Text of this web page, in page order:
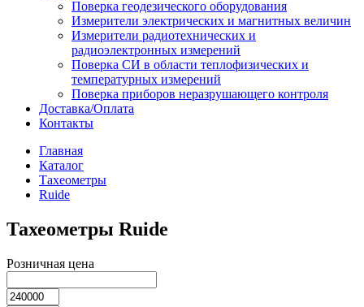
Поверка геодезического оборудования
Измерители электрических и магнитных величин
Измерители радиотехнических и
радиоэлектронных измерений
Поверка СИ в области теплофизических и
температурных измерений
Поверка приборов неразрушающего контроля
Доставка/Оплата
Контакты
Главная
Каталог
Тахеометры
Ruide
Тахеометры Ruide
Розничная цена